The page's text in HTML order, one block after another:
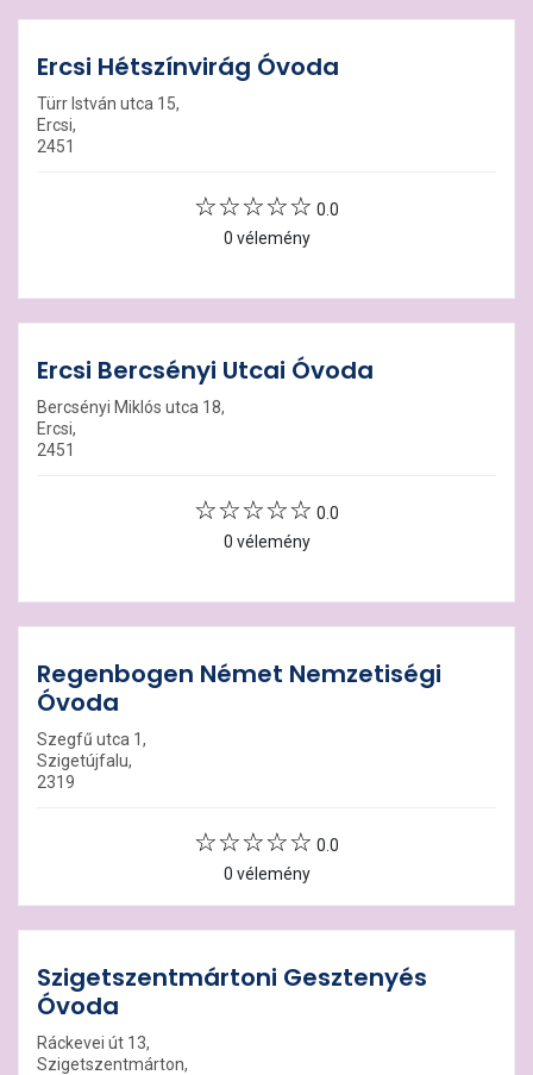
Ercsi Hétszínvirág Óvoda
Türr István utca 15,
Ercsi,
2451
0.0
0 vélemény
Ercsi Bercsényi Utcai Óvoda
Bercsényi Miklós utca 18,
Ercsi,
2451
0.0
0 vélemény
Regenbogen Német Nemzetiségi
Óvoda
Szegfű utca 1,
Szigetújfalu,
2319
0.0
0 vélemény
Szigetszentmártoni Gesztenyés
Óvoda
Ráckevei út 13,
Szigetszentmárton,